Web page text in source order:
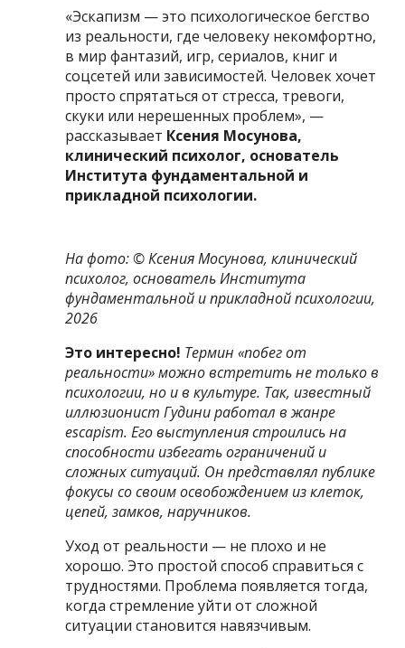
«Эскапизм — это психологическое бегство
из реальности, где человеку некомфортно,
в мир фантазий, игр, сериалов, книг и
соцсетей или зависимостей. Человек хочет
просто спрятаться от стресса, тревоги,
скуки или нерешенных проблем», —
рассказывает Ксения Мосунова,
клинический психолог, основатель
Института фундаментальной и
прикладной психологии.
На фото: ©Ксения Мосунова,клинический
психолог, основатель Института
фундаментальной и прикладной психологии,
2026
Это интересно! Термин «побег от
реальности»можно встретить не только в
психологии, но и в культуре. Так, известный
иллюзионист Гудини работал в жанре
escapism.Его выступления строились на
способности избегать ограничений и
сложных ситуаций. Он представлял публике
фокусы со своим освобождением из клеток,
цепей, замков, наручников.
Уход от реальности — не плохо и не
хорошо. Это простой способ справиться с
трудностями. Проблема появляется тогда,
когда стремление уйти от сложной
ситуации становится навязчивым.